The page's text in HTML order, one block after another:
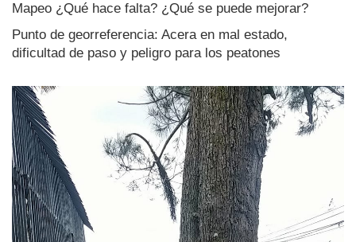
Mapeo ¿Qué hace falta? ¿Qué se puede mejorar?
Punto de georreferencia: Acera en mal estado,
dificultad de paso y peligro para los peatones